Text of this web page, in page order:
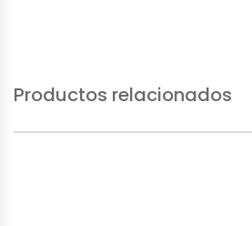
Productos relacionados